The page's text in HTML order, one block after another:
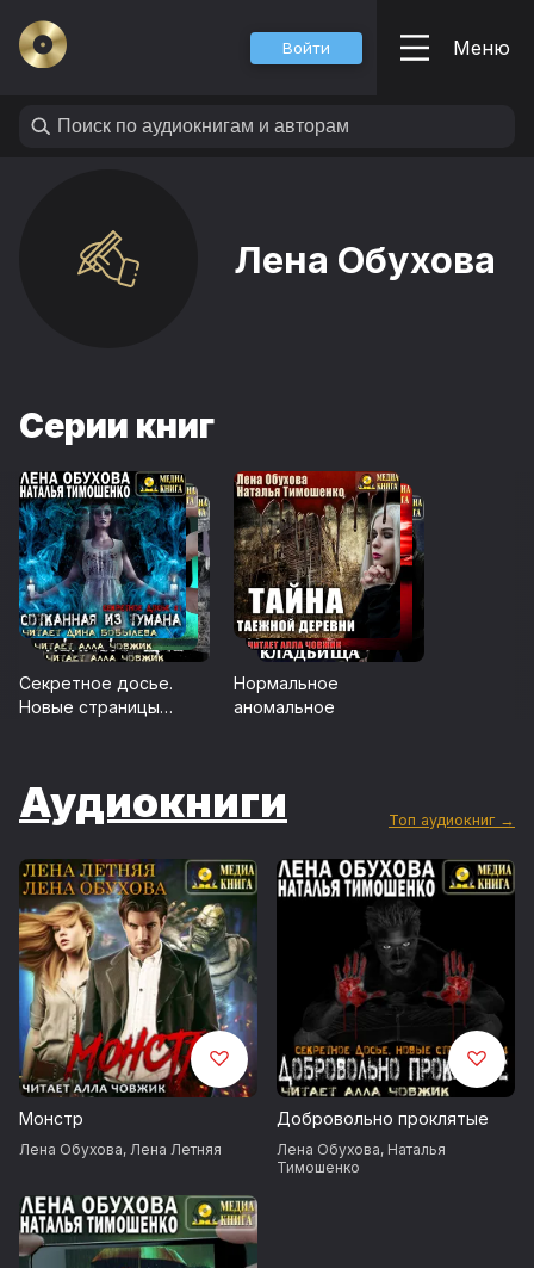
Войти Меню
Лена Обухова
Серии книг
Секретное досье.
Новые страницы
Нормальное
аномальное
Аудиокниги Топ аудиокниг →
Монстр
Лена Обухова, Лена Летняя
Добровольно проклятые
Лена Обухова, Наталья
Тимошенко